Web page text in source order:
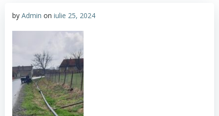
by Admin on iulie 25, 2024